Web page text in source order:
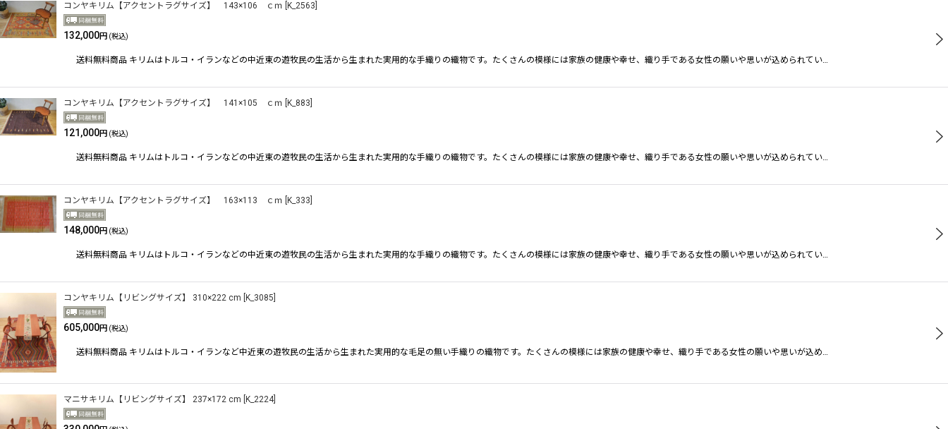
コンヤキリム【アクセントラグサイズ】 143×106 ｃｍ K_2563
132,000円 (税込)
送料無料商品 キリムはトルコ・イランなどの中近東の遊牧民の生活から生まれた実用的な手織りの織物です。たくさんの模様には家族の健康や幸せ、織り手である女性の願いや思いが込められてい…
コンヤキリム【アクセントラグサイズ】 141×105 ｃｍ K_883
121,000円 (税込)
送料無料商品 キリムはトルコ・イランなどの中近東の遊牧民の生活から生まれた実用的な手織りの織物です。たくさんの模様には家族の健康や幸せ、織り手である女性の願いや思いが込められてい…
コンヤキリム【アクセントラグサイズ】 163×113 ｃｍ K_333
148,000円 (税込)
送料無料商品 キリムはトルコ・イランなどの中近東の遊牧民の生活から生まれた実用的な手織りの織物です。たくさんの模様には家族の健康や幸せ、織り手である女性の願いや思いが込められてい…
コンヤキリム【リビングサイズ】 310×222 cm K_3085
605,000円 (税込)
送料無料商品 キリムはトルコ・イランなど中近東の遊牧民の生活から生まれた実用的な毛足の無い手織りの織物です。たくさんの模様には家族の健康や幸せ、織り手である女性の願いや思いが込め…
マニサキリム【リビングサイズ】 237×172 cm K_2224]